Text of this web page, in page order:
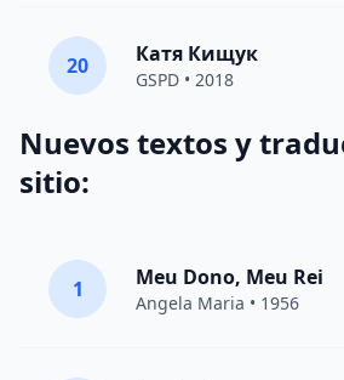
20 Катя Кищук
GSPD • 2018
Nuevos textos y
sitio:
1 Meu Dono, Meu Rei
Angela Maria • 1956